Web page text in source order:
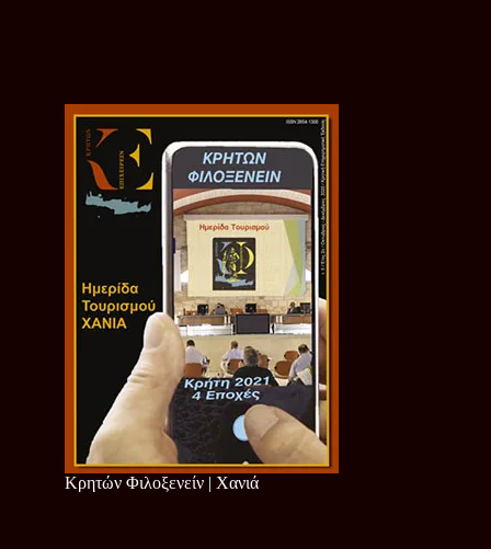
Κρητών Φιλοξενείν | Χανιά